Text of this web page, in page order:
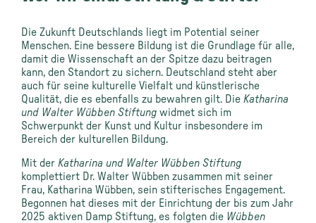
Die Zukunft Deutschlands liegt im Potential seiner
Menschen. Eine bessere Bildung ist die Grundlage für alle,
damit die Wissenschaft an der Spitze dazu beitragen
kann, den Standort zu sichern. Deutschland steht aber
auch für seine kulturelle Vielfalt und künstlerische
Qualität, die es ebenfalls zu bewahren gilt. Die Katharina
und Walter Wübben Stiftung widmet sich im
Schwerpunkt der Kunst und Kultur insbesondere im
Bereich der kulturellen Bildung.
Mit der Katharina und Walter Wübben Stiftung
komplettiert Dr. Walter Wübben zusammen mit seiner
Frau, Katharina Wübben, sein stifterisches Engagement.
Begonnen hat dieses mit der Einrichtung der bis zum Jahr
2025 aktiven Damp Stiftung, es folgten die Wübben